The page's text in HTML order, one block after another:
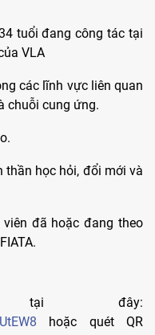
tuổi đang công tác tại
VLA
các lĩnh vực liên quan
chuỗi cung ứng.
thần học hỏi, đổi mới và
đã hoặc đang theo
đây:
hoặc quét QR